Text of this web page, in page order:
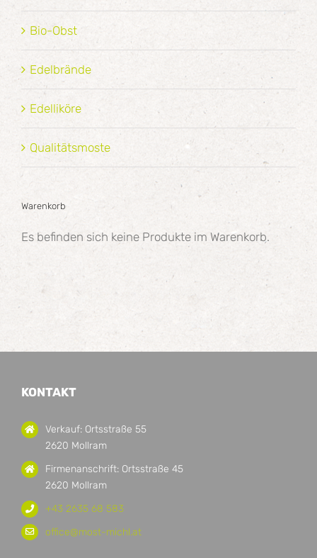
Bio-Obst
Edelbrände
Edelliköre
Qualitätsmoste
Warenkorb
Es befinden sich keine Produkte im Warenkorb.
KONTAKT
Verkauf: Ortsstraße 55
2620 Mollram
Firmenanschrift: Ortsstraße 45
2620 Mollram
+43 2635 68 583
office@most-michl.at